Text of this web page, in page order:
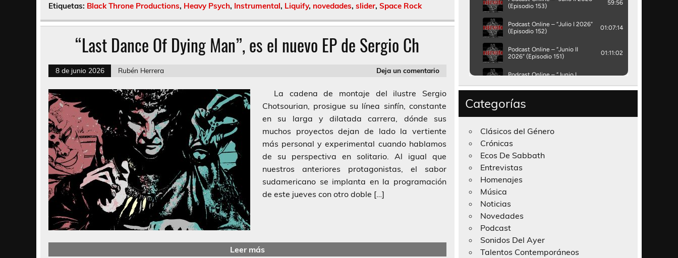
Etiquetas: Black Throne Productions, Heavy Psych, Instrumental, Liquify, novedades, slider, Space Rock
“Last Dance Of Dying Man”, es el nuevo EP de Sergio Ch
8 de junio 2026 Rubén Herrera Deja un comentario
La cadena de montaje del ilustre Sergio
Chotsourian, prosigue su línea sinfín, constante
en su larga y dilatada carrera, dónde sus
muchos proyectos dejan de lado la vertiente
más personal y experimental cuando hablamos
de su perspectiva en solitario. Al igual que
nuestros anteriores protagonistas, el sabor
sudamericano se implanta en la programación
de este jueves con otro doble […]
Leer más
Categorías
Clásicos del Género
Crónicas
Ecos De Sabbath
Entrevistas
Homenajes
Música
Noticias
Novedades
Podcast
Sonidos Del Ayer
Talentos Contemporáneos